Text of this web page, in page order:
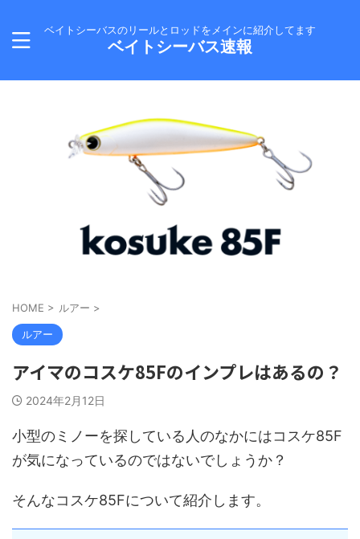
ベイトシーバスのリールとロッドをメインに紹介してます
ベイトシーバス速報
HOME > ルアー >
ルアー
アイマのコスケ85Fのインプレはあるの？
2024年2月12日
小型のミノーを探している人のなかにはコスケ85F
が気になっているのではないでしょうか？
そんなコスケ85Fについて紹介します。